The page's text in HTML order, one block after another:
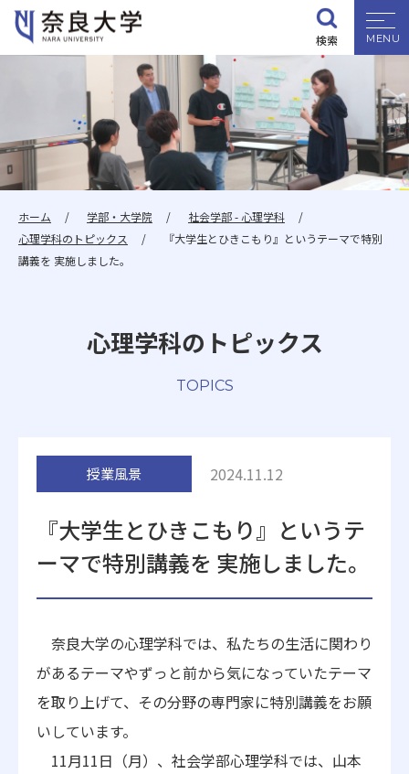
検索
学部・大学院
学生生活
卒業生の方へ 一般・企業の方
ホーム 学部・大学院
社会学部 - 心理学科
心理学科のトピックス
『大学生とひきこもり』というテーマで特別
講義を 実施しました。
心理学科のトピックス
TOPICS
授業風景 2024.11.12
『大学生とひきこもり』というテ
ーマで特別講義を 実施しました。
奈良大学の心理学科では、私たちの生活に関わり
があるテーマやずっと前から気になっていたテーマ
を取り上げて、その分野の専門家に特別講義をお願
いしています。
11月11日（月）、社会学部心理学科では、山本